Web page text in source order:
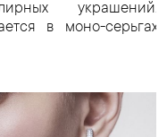
украшений.
в моно-серьгах